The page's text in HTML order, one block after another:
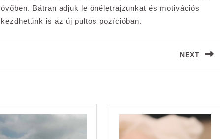
Bátran adjuk le önéletrajzunkat és motivációs
is az új pultos pozícióban.
NEXT